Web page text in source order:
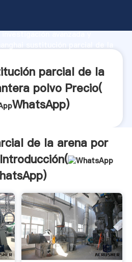
avanzada y
los clientes.parcial de la
polvo Precio(
WhatsApp)
de la arena por
)